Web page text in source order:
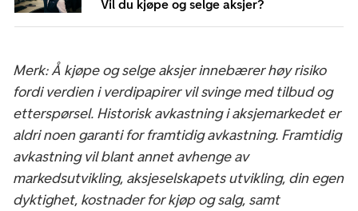
Vil du kjøpe og selge aksjer?
Merk: Å kjøpe og selge aksjer innebærer høy risiko
fordi verdien i verdipapirer vil svinge med tilbud og
etterspørsel. Historisk avkastning i aksjemarkedet er
aldri noen garanti for framtidig avkastning. Framtidig
avkastning vil blant annet avhenge av
markedsutvikling, aksjeselskapets utvikling, din egen
dyktighet, kostnader for kjøp og salg, samt